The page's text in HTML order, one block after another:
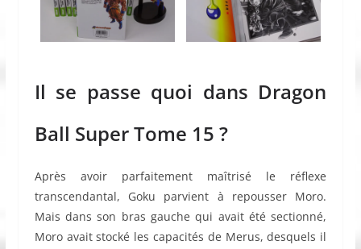
Il se passe quoi dans Dragon
Ball Super Tome 15 ?
Après avoir parfaitement maîtrisé le réflexe
transcendantal, Goku parvient à repousser Moro.
Mais dans son bras gauche qui avait été sectionné,
Moro avait stocké les capacités de Merus, desquels il